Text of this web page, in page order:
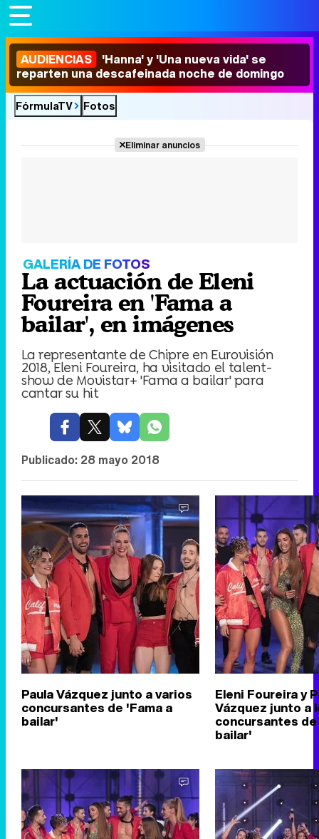
AUDIENCIAS 'Hanna' y 'Una nueva vida' se
reparten una descafeinada noche de domingo
FórmulaTV Fotos
Eliminar anuncios
GALERÍA DE FOTOS
La actuación de Eleni
Foureira en 'Fama a
bailar', en imágenes
La representante de Chipre en Eurovisión
2018, Eleni Foureira, ha visitado el talent-
show de Movistar+ 'Fama a bailar' para
cantar su hit
Publicado: 28 mayo 2018
Paula Vázquez junto a varios
concursantes de 'Fama a
bailar'
Eleni Foureira y
Vázquez junto a
concursantes de
bailar'